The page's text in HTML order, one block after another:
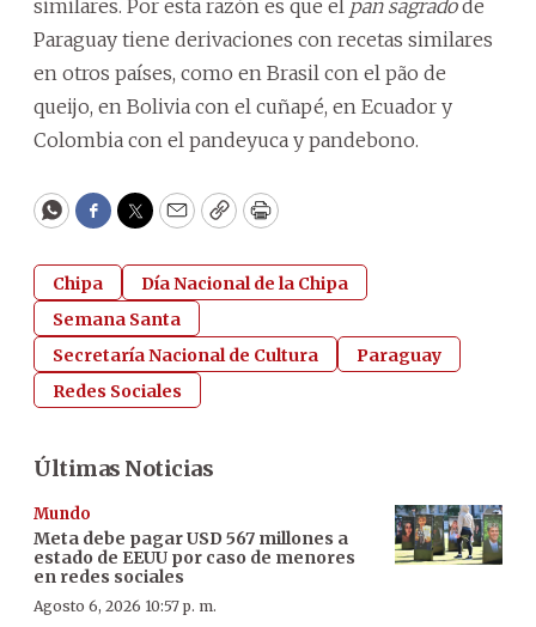
similares. Por esta razón es que el pan sagradode
Paraguay tiene derivaciones con recetas similares
en otros países, como en Brasil con el pão de
queijo, en Bolivia con el cuñapé, en Ecuador y
Colombia con el pandeyuca y pandebono.
WhatsApp
Facebook
Twitter
EmailCopyPrint
Chipa
Día Nacional de la Chipa
Semana Santa
Secretaría Nacional de Cultura
Paraguay
Redes Sociales
Últimas Noticias
Mundo
Meta debe pagar USD 567 millones a
estado de EEUU por caso de menores
en redes sociales
Agosto 6, 2026 10:57 p. m.